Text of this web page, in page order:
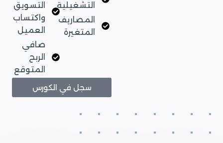
التشغيلية
المصاريف
المتغيرة
التسويق
واكتساب
العميل
صافي
الربح
المتوقع
سجل في الكورس